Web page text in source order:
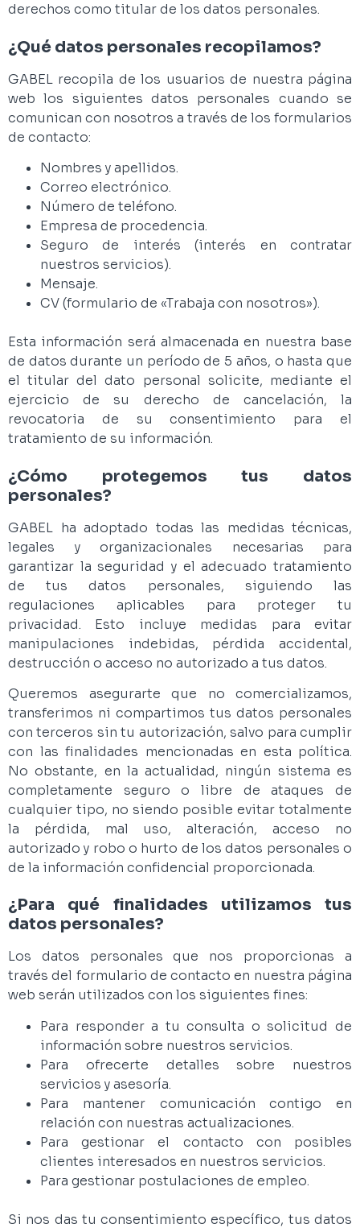
derechos como titular de los datos personales.
¿Qué datos personales recopilamos?
GABEL recopila de los usuarios de nuestra página
web los siguientes datos personales cuando se
comunican con nosotros a través de los formularios
de contacto:
Nombres y apellidos.
Correo electrónico.
Número de teléfono.
Empresa de procedencia.
Seguro de interés (interés en contratar
nuestros servicios).
Mensaje.
CV (formulario de «Trabaja con nosotros»).
Esta información será almacenada en nuestra base
de datos durante un período de 5 años, o hasta que
el titular del dato personal solicite, mediante el
ejercicio de su derecho de cancelación, la
revocatoria de su consentimiento para el
tratamiento de su información.
¿Cómo protegemos tus datos
personales?
GABEL ha adoptado todas las medidas técnicas,
legales y organizacionales necesarias para
garantizar la seguridad y el adecuado tratamiento
de tus datos personales, siguiendo las
regulaciones aplicables para proteger tu
privacidad. Esto incluye medidas para evitar
manipulaciones indebidas, pérdida accidental,
destrucción o acceso no autorizado a tus datos.
Queremos asegurarte que no comercializamos,
transferimos ni compartimos tus datos personales
con terceros sin tu autorización, salvo para cumplir
con las finalidades mencionadas en esta política.
No obstante, en la actualidad, ningún sistema es
completamente seguro o libre de ataques de
cualquier tipo, no siendo posible evitar totalmente
la pérdida, mal uso, alteración, acceso no
autorizado y robo o hurto de los datos personales o
de la información confidencial proporcionada.
¿Para qué finalidades utilizamos tus
datos personales?
Los datos personales que nos proporcionas a
través del formulario de contacto en nuestra página
web serán utilizados con los siguientes fines:
Para responder a tu consulta o solicitud de
información sobre nuestros servicios.
Para ofrecerte detalles sobre nuestros
servicios y asesoría.
Para mantener comunicación contigo en
relación con nuestras actualizaciones.
Para gestionar el contacto con posibles
clientes interesados en nuestros servicios.
Para gestionar postulaciones de empleo.
Si nos das tu consentimiento específico, tus datos